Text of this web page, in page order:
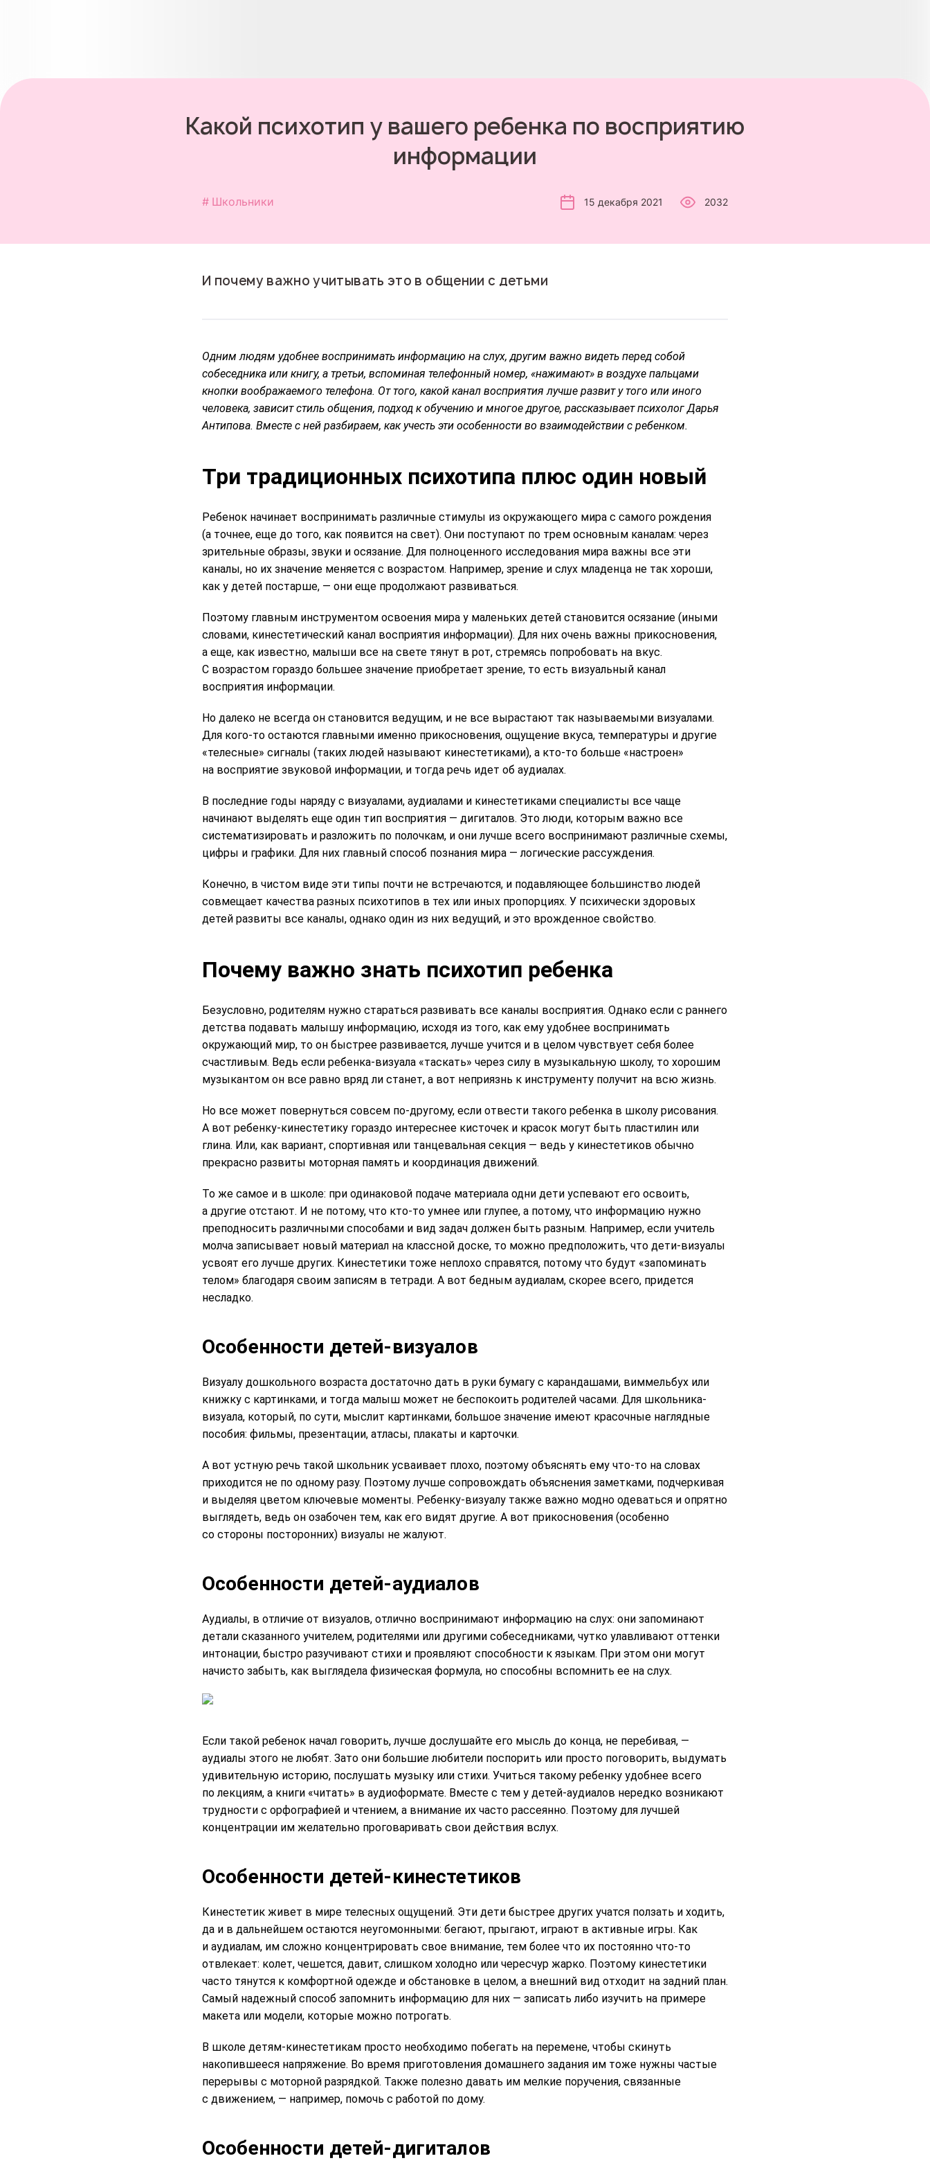
Какой психотип у вашего ребенка по восприятию
информации
Школьники 15 декабря 2021 2032
И почему важно учитывать это в общении с детьми
Одним людям удобнее воспринимать информацию на слух, другим важно видеть перед собой
собеседника или книгу, а третьи, вспоминая телефонный номер, «нажимают» в воздухе пальцами
кнопки воображаемого телефона. От того, какой канал восприятия лучше развит у того или иного
человека, зависит стиль общения, подход к обучению и многое другое, рассказывает психолог Дарья
Антипова. Вместе с ней разбираем, как учесть эти особенности во взаимодействии с ребенком.
Три традиционных психотипа плюс один новый
Ребенок начинает воспринимать различные стимулы из окружающего мира с самого рождения
(а точнее, еще до того, как появится на свет). Они поступают по трем основным каналам: через
зрительные образы, звуки и осязание. Для полноценного исследования мира важны все эти
каналы, но их значение меняется с возрастом. Например, зрение и слух младенца не так хороши,
как у детей постарше, — они еще продолжают развиваться.
Поэтому главным инструментом освоения мира у маленьких детей становится осязание (иными
словами, кинестетический канал восприятия информации). Для них очень важны прикосновения,
а еще, как известно, малыши все на свете тянут в рот, стремясь попробовать на вкус.
С возрастом гораздо большее значение приобретает зрение, то есть визуальный канал
восприятия информации.
Но далеко не всегда он становится ведущим, и не все вырастают так называемыми визуалами.
Для кого-то остаются главными именно прикосновения, ощущение вкуса, температуры и другие
«телесные» сигналы (таких людей называют кинестетиками), а кто-то больше «настроен»
на восприятие звуковой информации, и тогда речь идет об аудиалах.
В последние годы наряду с визуалами, аудиалами и кинестетиками специалисты все чаще
начинают выделять еще один тип восприятия — дигиталов. Это люди, которым важно все
систематизировать и разложить по полочкам, и они лучше всего воспринимают различные схемы,
цифры и графики. Для них главный способ познания мира — логические рассуждения.
Конечно, в чистом виде эти типы почти не встречаются, и подавляющее большинство людей
совмещает качества разных психотипов в тех или иных пропорциях. У психически здоровых
детей развиты все каналы, однако один из них ведущий, и это врожденное свойство.
Почему важно знать психотип ребенка
Безусловно, родителям нужно стараться развивать все каналы восприятия. Однако если с раннего
детства подавать малышу информацию, исходя из того, как ему удобнее воспринимать
окружающий мир, то он быстрее развивается, лучше учится и в целом чувствует себя более
счастливым. Ведь если ребенка-визуала «таскать» через силу в музыкальную школу, то хорошим
музыкантом он все равно вряд ли станет, а вот неприязнь к инструменту получит на всю жизнь.
Но все может повернуться совсем по-другому, если отвести такого ребенка в школу рисования.
А вот ребенку-кинестетику гораздо интереснее кисточек и красок могут быть пластилин или
глина. Или, как вариант, спортивная или танцевальная секция — ведь у кинестетиков обычно
прекрасно развиты моторная память и координация движений.
То же самое и в школе: при одинаковой подаче материала одни дети успевают его освоить,
а другие отстают. И не потому, что кто-то умнее или глупее, а потому, что информацию нужно
преподносить различными способами и вид задач должен быть разным. Например, если учитель
молча записывает новый материал на классной доске, то можно предположить, что дети-визуалы
усвоят его лучше других. Кинестетики тоже неплохо справятся, потому что будут «запоминать
телом» благодаря своим записям в тетради. А вот бедным аудиалам, скорее всего, придется
несладко.
Особенности детей-визуалов
Визуалу дошкольного возраста достаточно дать в руки бумагу с карандашами, виммельбух или
книжку с картинками, и тогда малыш может не беспокоить родителей часами. Для школьника-
визуала, который, по сути, мыслит картинками, большое значение имеют красочные наглядные
пособия: фильмы, презентации, атласы, плакаты и карточки.
А вот устную речь такой школьник усваивает плохо, поэтому объяснять ему что-то на словах
приходится не по одному разу. Поэтому лучше сопровождать объяснения заметками, подчеркивая
и выделяя цветом ключевые моменты. Ребенку-визуалу также важно модно одеваться и опрятно
выглядеть, ведь он озабочен тем, как его видят другие. А вот прикосновения (особенно
со стороны посторонних) визуалы не жалуют.
Особенности детей-аудиалов
Аудиалы, в отличие от визуалов, отлично воспринимают информацию на слух: они запоминают
детали сказанного учителем, родителями или другими собеседниками, чутко улавливают оттенки
интонации, быстро разучивают стихи и проявляют способности к языкам. При этом они могут
начисто забыть, как выглядела физическая формула, но способны вспомнить ее на слух.
Если такой ребенок начал говорить, лучше дослушайте его мысль до конца, не перебивая, —
аудиалы этого не любят. Зато они большие любители поспорить или просто поговорить, выдумать
удивительную историю, послушать музыку или стихи. Учиться такому ребенку удобнее всего
по лекциям, а книги «читать» в аудиоформате. Вместе с тем у детей-аудиалов нередко возникают
трудности с орфографией и чтением, а внимание их часто рассеянно. Поэтому для лучшей
концентрации им желательно проговаривать свои действия вслух.
Особенности детей-кинестетиков
Кинестетик живет в мире телесных ощущений. Эти дети быстрее других учатся ползать и ходить,
да и в дальнейшем остаются неугомонными: бегают, прыгают, играют в активные игры. Как
и аудиалам, им сложно концентрировать свое внимание, тем более что их постоянно что-то
отвлекает: колет, чешется, давит, слишком холодно или чересчур жарко. Поэтому кинестетики
часто тянутся к комфортной одежде и обстановке в целом, а внешний вид отходит на задний план.
Самый надежный способ запомнить информацию для них — записать либо изучить на примере
макета или модели, которые можно потрогать.
В школе детям-кинестетикам просто необходимо побегать на перемене, чтобы скинуть
накопившееся напряжение. Во время приготовления домашнего задания им тоже нужны частые
перерывы с моторной разрядкой. Также полезно давать им мелкие поручения, связанные
с движением, — например, помочь с работой по дому.
Особенности детей-дигиталов